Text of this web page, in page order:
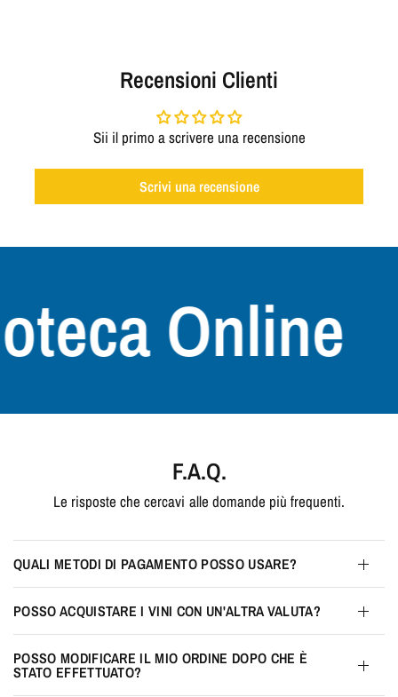
Recensioni Clienti
Sii il primo a scrivere una recensione
Scrivi una recensione
Online
F.A.Q.
Le risposte che cercavi alle domande più frequenti.
QUALI METODI DI PAGAMENTO POSSO USARE?
POSSO ACQUISTARE I VINI CON UN'ALTRA VALUTA?
POSSO MODIFICARE IL MIO ORDINE DOPO CHE È
STATO EFFETTUATO?